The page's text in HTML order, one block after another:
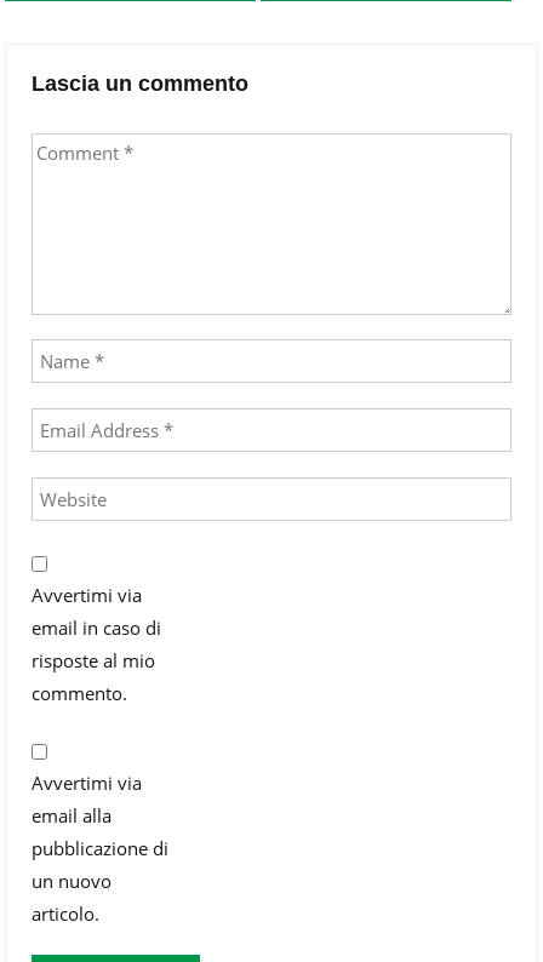
Lascia un commento
Avvertimi via
email in caso di
risposte al mio
commento.
Avvertimi via
email alla
pubblicazione di
un nuovo
articolo.